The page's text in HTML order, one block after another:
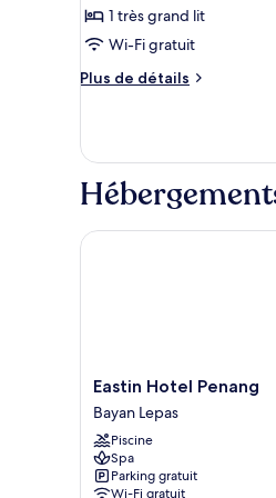
lit
type
de
chambre :
Premier
»,
1
très
1 très grand lit
Wi-Fi gratuit
Plus de détails
Plus
le
type
de
Chambre
Eastin
Hotel
Penang
Bayan
Lepas
Eastin Hotel Penang
Bayan Lepas
Piscine
Spa
Parking gratuit
Wi-Fi gratuit
Eastin Hotel Penang